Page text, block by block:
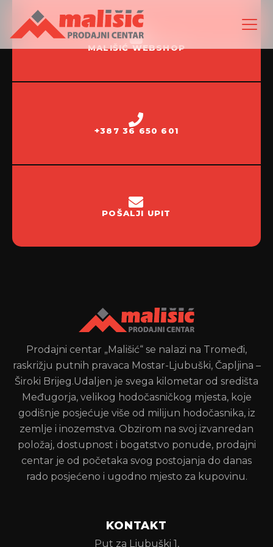
MALIŠIĆ WEBSHOP
+387 36 650 601
POŠALJI UPIT
Prodajni centar „Mališić“ se nalazi na Tromeđi,
raskrižju putnih pravaca Mostar-Ljubuški, Čapljina –
Široki Brijeg.Udaljen je svega kilometar od središta
Međugorja, velikog hodočasničkog mjesta, koje
godišnje posjećuje više od milijun hodočasnika, iz
zemlje i inozemstva. Obzirom na svoj izvanredan
položaj, dostupnost i bogatstvo ponude, prodajni
centar je od početaka svog postojanja do danas
rado posjećeno i ugodno mjesto za kupovinu.
KONTAKT
Put za Ljubuški 1,